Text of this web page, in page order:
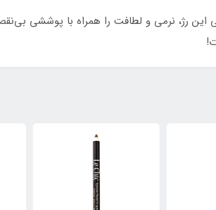
و رنگ غنی این رژ، نرمی و لطافت را همراه با پوششی